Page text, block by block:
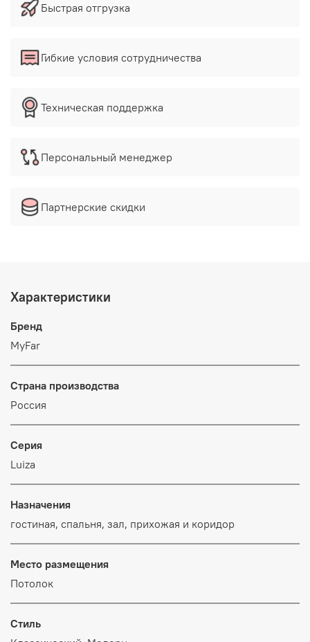
Быстрая отгрузка
Гибкие условия сотрудничества
Техническая поддержка
Персональный менеджер
Партнерские скидки
Характеристики
Бренд
MyFar
Страна производства
Россия
Серия
Luiza
Назначения
гостиная, спальня, зал, прихожая и коридор
Место размещения
Потолок
Стиль